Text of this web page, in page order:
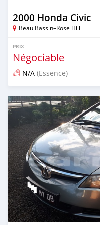
2000 Honda Civic
Beau Bassin–Rose Hill
PRIX
Négociable
N/A (Essence)
Publié il y a environ 3 ans